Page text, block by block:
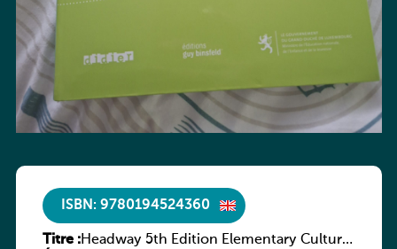
ISBN: 9780194524360
Titre :Headway 5th Edition Elementary Culture